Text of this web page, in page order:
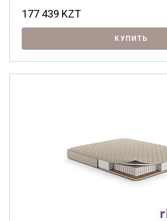
177 439 KZT
КУПИТЬ